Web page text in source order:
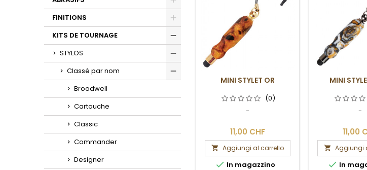
FINITIONS
KITS DE TOURNAGE
Toggle
STYLOS
Toggle
Classé par nom
Toggle
Broadwell
Cartouche
Classic
Commander
Designer
MINI STYLET OR
(0)
-
11,00 CHF
 Aggiungi al carrello
 In magazzino
MINI
-
11,00
 Aggiungi
 In